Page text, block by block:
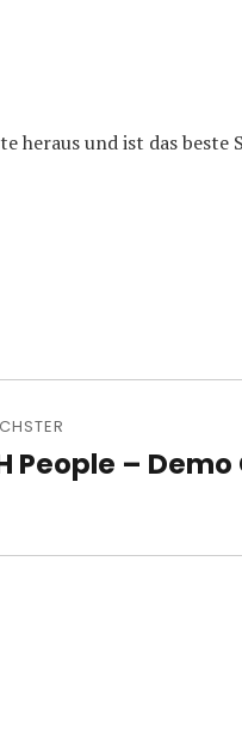
heraus und ist das beste
People – Demo